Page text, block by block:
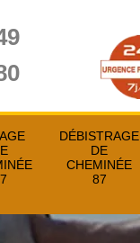
DÉBISTRAGE
DE
CHEMINÉE
87